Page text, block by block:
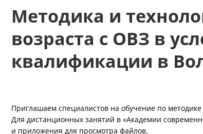
Методика и
возраста с ОВЗ в
квалификации в
Приглашаем специалистов на обучение по
Для дистанционных занятий в «Академии
и приложения для просмотра файлов.